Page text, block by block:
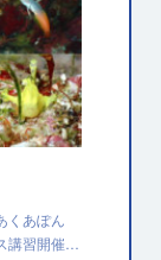
くあぽん
講習開催…